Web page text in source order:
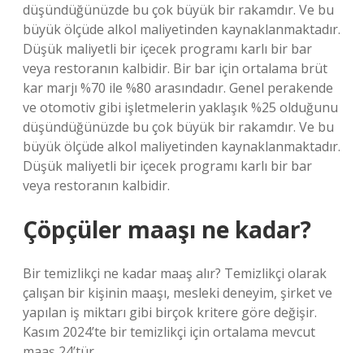
düşündüğünüzde bu çok büyük bir rakamdır. Ve bu
büyük ölçüde alkol maliyetinden kaynaklanmaktadır.
Düşük maliyetli bir içecek programı karlı bir bar
veya restoranın kalbidir. Bir bar için ortalama brüt
kar marjı %70 ile %80 arasındadır. Genel perakende
ve otomotiv gibi işletmelerin yaklaşık %25 olduğunu
düşündüğünüzde bu çok büyük bir rakamdır. Ve bu
büyük ölçüde alkol maliyetinden kaynaklanmaktadır.
Düşük maliyetli bir içecek programı karlı bir bar
veya restoranın kalbidir.
Çöpçüler maaşı ne kadar?
Bir temizlikçi ne kadar maaş alır? Temizlikçi olarak
çalışan bir kişinin maaşı, mesleki deneyim, şirket ve
yapılan iş miktarı gibi birçok kritere göre değişir.
Kasım 2024’te bir temizlikçi için ortalama mevcut